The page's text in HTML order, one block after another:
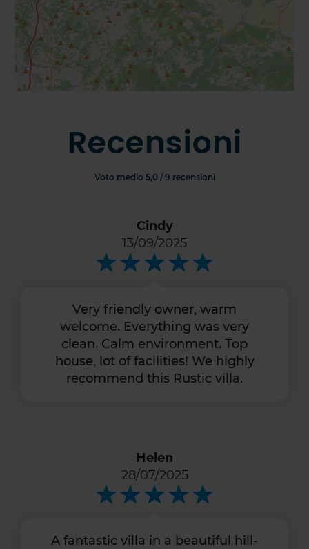
Recensioni
Voto medio 5,0/ 9 recensioni
Cindy
13/09/2025
Very friendly owner, warm
welcome. Everything was very
clean. Calm environment. Top
house, lot of facilities! We highly
recommend this Rustic villa.
A fantastic villa in a beautiful hill-
Helen
28/07/2025